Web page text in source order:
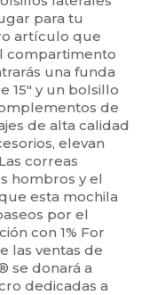
para tu
artículo que
compartimento
una funda
15" y un bolsillo
de
de alta calidad
elevan
correas
hombros y el
esta mochila
por el
con 1% For
las ventas de
se donará a
dedicadas a